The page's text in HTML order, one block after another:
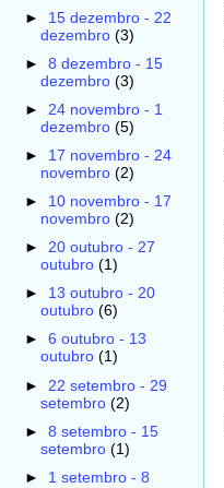
► 15 dezembro - 22
dezembro (3)
► 8 dezembro - 15
dezembro (3)
► 24 novembro - 1
dezembro (5)
► 17 novembro - 24
novembro (2)
► 10 novembro - 17
novembro (2)
► 20 outubro - 27
outubro (1)
► 13 outubro - 20
outubro (6)
► 6 outubro - 13
outubro (1)
► 22 setembro - 29
setembro (2)
► 8 setembro - 15
setembro (1)
► 1 setembro - 8